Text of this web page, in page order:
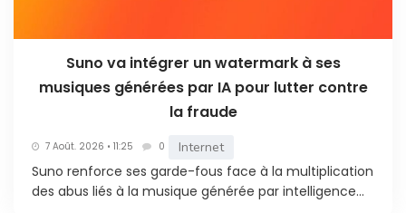
Suno va intégrer un watermark à ses
musiques générées par IA pour lutter contre
la fraude
7 Août. 2026 • 11:25 0 Internet
Suno renforce ses garde-fous face à la multiplication
des abus liés à la musique générée par intelligence...